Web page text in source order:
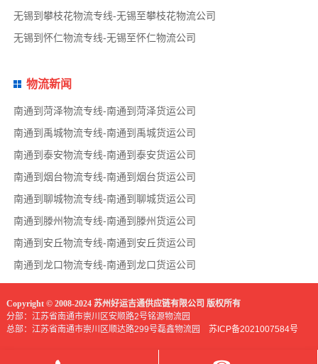
无锡到攀枝花物流专线-无锡至攀枝花物流公司
无锡到怀仁物流专线-无锡至怀仁物流公司
物流新闻
南通到菏泽物流专线-南通到菏泽货运公司
南通到禹城物流专线-南通到禹城货运公司
南通到泰安物流专线-南通到泰安货运公司
南通到烟台物流专线-南通到烟台货运公司
南通到聊城物流专线-南通到聊城货运公司
南通到滕州物流专线-南通到滕州货运公司
南通到安丘物流专线-南通到安丘货运公司
南通到龙口物流专线-南通到龙口货运公司
Copyright © 2008-2024 苏州好运吉通供应链有限公司 版权所有
分部：江苏省南通市崇川区安顺路2号铭源物流园
总部：江苏省南通市崇川区顺达路299号磊鑫物流园 苏ICP备2021007584号